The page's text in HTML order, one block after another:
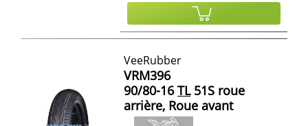
VeeRubber
VRM396
90/80-16 TL51S roue
arrière, Roue avant